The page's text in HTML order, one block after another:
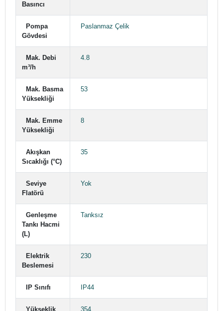
Basıncı
Pompa
Gövdesi
Paslanmaz Çelik
Mak. Debi
m³/h
4.8
Mak. Basma
Yüksekliği
53
Mak. Emme
Yüksekliği
8
Akışkan
Sıcaklığı (°C)
35
Seviye
Flatörü
Yok
Genleşme
Tankı Hacmi
(L)
Tanksız
Elektrik
Beslemesi
230
IP Sınıfı IP44
Yükseklik 354